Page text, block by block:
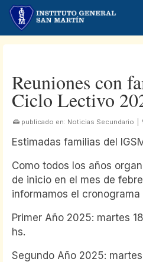
Reuniones con
Ciclo Lectivo
publicado en: Noticias Secundario
Estimadas familias del
Como todos los años
de inicio en el mes de
informamos el cronograma
Primer Año 2025: martes
hs.
Segundo Año 2025: